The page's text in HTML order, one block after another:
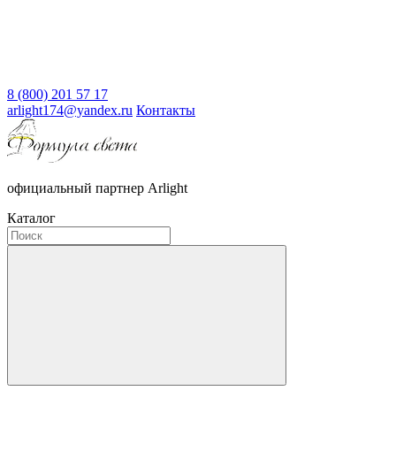
8 (800) 201 57 17
arlight174@yandex.ru Контакты
официальный партнер Arlight
Каталог